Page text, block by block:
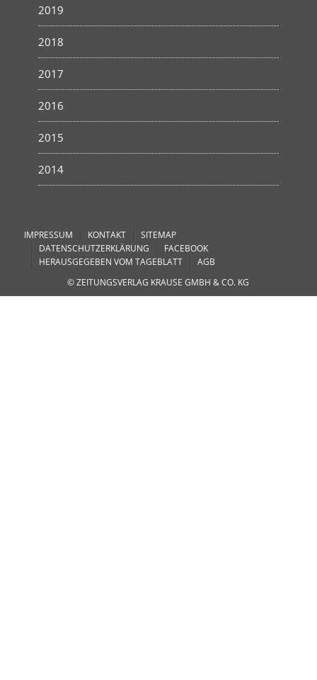
2019
2018
2017
2016
2015
2014
IMPRESSUM KONTAKT
SITEMAP
DATENSCHUTZERKLÄRUNG
FACEBOOK
HERAUSGEGEBEN VOM TAGEBLATT
AGB
© ZEITUNGSVERLAG KRAUSE GMBH & CO. KG